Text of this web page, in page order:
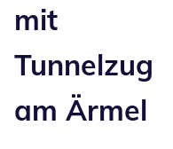
mit
Tunnelzug
am Ärmel